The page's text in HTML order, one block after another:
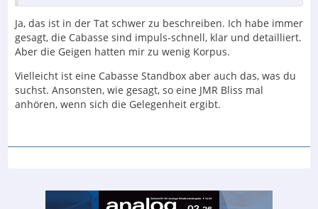
Ja, das ist in der Tat schwer zu beschreiben. Ich habe immer
gesagt, die Cabasse sind impuls-schnell, klar und detailliert.
Aber die Geigen hatten mir zu wenig Korpus.
Vielleicht ist eine Cabasse Standbox aber auch das, was du
suchst. Ansonsten, wie gesagt, so eine JMR Bliss mal
anhören, wenn sich die Gelegenheit ergibt.